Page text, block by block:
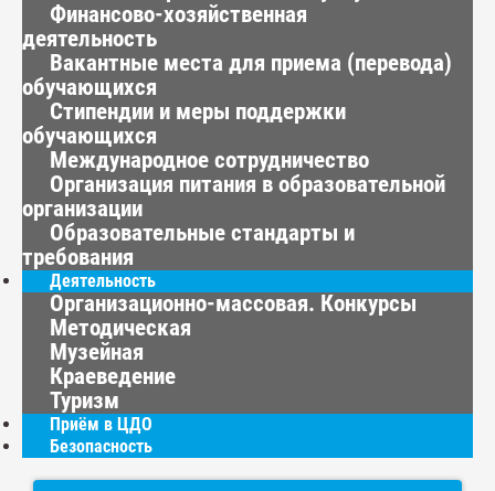
Финансово-хозяйственная
деятельность
Вакантные места для приема (перевода)
обучающихся
Стипендии и меры поддержки
обучающихся
Международное сотрудничество
Организация питания в образовательной
организации
Образовательные стандарты и
требования
Деятельность
Организационно-массовая. Конкурсы
Методическая
Музейная
Краеведение
Туризм
Приём в ЦДО
Безопасность